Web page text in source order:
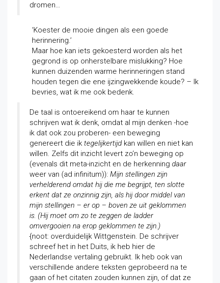
dromen…
‘Koester de mooie dingen als een goede
herinnering.’
Maar hoe kan iets gekoesterd worden als het
gegrond is op onherstelbare mislukking? Hoe
kunnen duizenden warme herinneringen stand
houden tegen die ene ijzingwekkende koude? – Ik
bevries, wat ik me ook bedenk.
De taal is ontoereikend om haar te kunnen
schrijven wat ik denk, omdat al mijn denken -hoe
ik dat ook zou proberen- een beweging
genereert die ik tegelijkertijd kan willen en niet kan
willen. Zelfs dit inzicht levert zo’n beweging op
(evenals dit meta-inzicht en de herkenning daar
weer van (ad infinitum)): Mijn stellingen zijn
verhelderend omdat hij die me begrijpt, ten slotte
erkent dat ze onzinnig zijn, als hij door middel van
mijn stellingen – er op – boven ze uit geklommen
is. (Hij moet om zo te zeggen de ladder
omvergooien na erop geklommen te zijn.)
{noot: overduidelijk Wittgenstein. De schrijver
schreef het in het Duits, ik heb hier de
Nederlandse vertaling gebruikt. Ik heb ook van
verschillende andere teksten geprobeerd na te
gaan of het citaten zouden kunnen zijn, of dat ze